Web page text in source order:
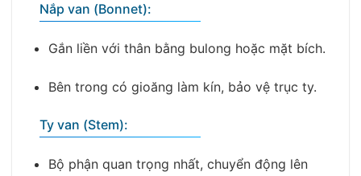
Nắp van (Bonnet):
Gắn liền với thân bằng bulong hoặc mặt bích.
Bên trong có gioăng làm kín, bảo vệ trục ty.
Ty van (Stem):
Bộ phận quan trọng nhất, chuyển động lên